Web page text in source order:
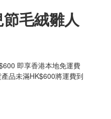
毛絨雛人
即享香港本地免運費
品未滿HK$600將運費到